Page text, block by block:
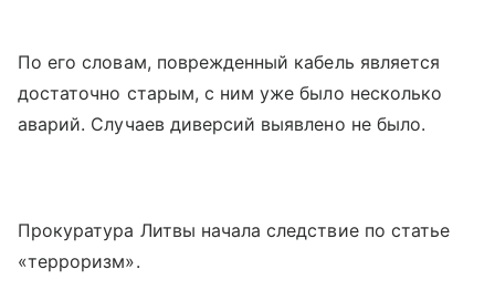
По его словам, поврежденный кабель является
достаточно старым, с ним уже было несколько
аварий. Случаев диверсий выявлено не было.
Прокуратура Литвы начала следствие по статье
«терроризм».